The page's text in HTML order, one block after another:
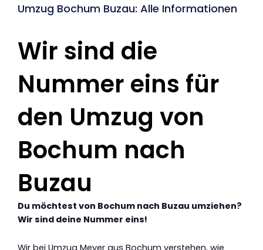
Umzug Bochum Buzau: Alle Informationen
Wir sind die
Nummer eins für
den Umzug von
Bochum nach
Buzau
Du möchtest von Bochum nach Buzau umziehen?
Wir sind deine Nummer eins!